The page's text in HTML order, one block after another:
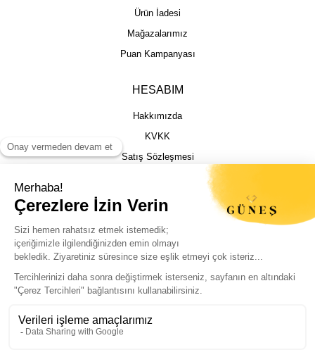
Sizin için en iyi deneyimi sunmak adına
çerezlere izin vermeniz yeterli.
Ürün İadesi
Mağazalarımız
Puan Kampanyası
HESABIM
Hakkımızda
KVKK
Satış Sözleşmesi
İptal İade Şartları
Kargo Takibi
© Güneş Kuyumculuk Tüm Hakları Saklıdır. Kredi kartı bilgileriniz 256bit SSL
sertifikası ile korunmaktadır.